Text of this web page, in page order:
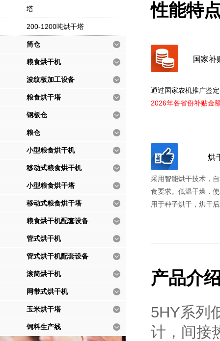
塔
200-1200吨烘干塔
筒仓
粮食烘干机
波纹板加工设备
粮食烘干塔
钢板仓
粮仓
小型粮食烘干机
移动式粮食烘干机
小型粮食烘干塔
移动式粮食烘干塔
粮食烘干机配套设备
管式烘干机
管式烘干机配套设备
滚筒烘干机
网带式烘干机
玉米烘干塔
饲料生产线
性能特
国家补
通过国家农机推广鉴
2026年各省份补贴金
烘
采用智能烘干技术，
食要求。低温干燥，
用于种子烘干，烘干
产品介
5HY系列
计，间接